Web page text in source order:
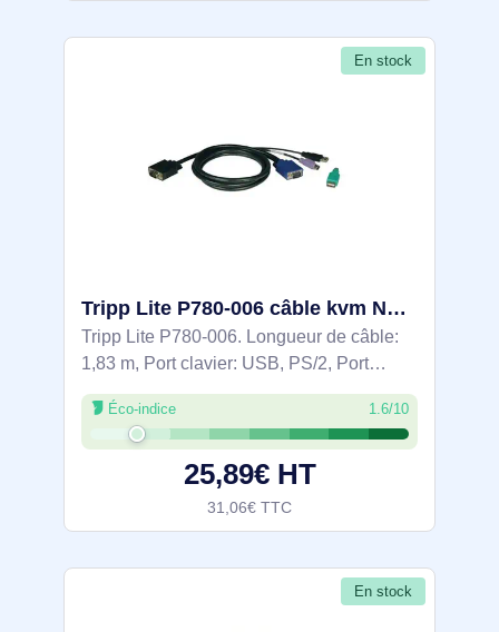
En stock
Tripp Lite P780-006 câble kvm Noir 1,83 m
Tripp Lite P780-006. Longueur de câble:
1,83 m, Port clavier: USB, PS/2, Port
souris: USB, PS/2. Certificats de
conformité: RoHS. Largeur du colis: 228,6
mm, Profondeur du colis: 12,7 mm,
Éco-indice 1.6/10
25,89€ HT
31,06€ TTC
En stock